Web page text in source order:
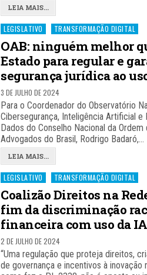
LEIA MAIS...
Posted
in
LEGISLATIVO TRANSFORMAÇÃO DIGITAL
OAB: ninguém melhor
Estado para regular e
segurança jurídica ao
3 DE JULHO DE 2024
Para o Coordenador do Observatório
Cibersegurança, Inteligência Artificial e
Dados do Conselho Nacional da Ordem
Advogados do Brasil, Rodrigo Badaró,…
LEIA MAIS...
Posted
in
LEGISLATIVO TRANSFORMAÇÃO DIGITAL
Coalizão Direitos na
fim da discriminação
financeira com uso da IA
2 DE JULHO DE 2024
“Uma regulação que proteja direitos,
de governança e incentivos à inovação